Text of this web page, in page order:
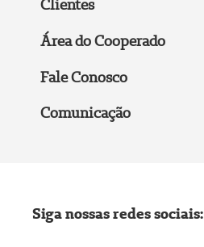
Clientes
Área do Cooperado
Fale Conosco
Comunicação
Siga nossas redes sociais: